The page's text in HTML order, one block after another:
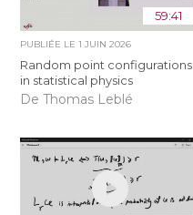
59:41
PUBLIÉE LE1 JUIN 2026
Random point configurations
in statistical physics
De Thomas Leblé